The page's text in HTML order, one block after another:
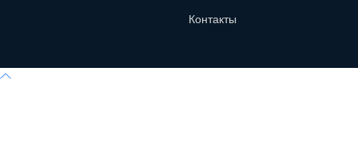
Контакты